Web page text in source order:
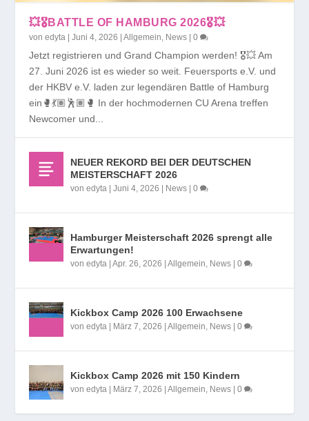
💥🎖️BATTLE OF HAMBURG 2026🎖️💥
vonedyta |Juni 4, 2026 |Allgemein News |0
Jetzt registrieren und Grand Champion werden! 🎖️💥 Am
27. Juni 2026 ist es wieder so weit. Feuersports e.V. und
der HKBV e.V. laden zur legendären Battle of Hamburg
ein🥊💃🏽🕺🏽🥊 In der hochmodernen CU Arena treffen
Newcomer und...
NEUER REKORD BEI DER DEUTSCHEN
MEISTERSCHAFT 2026
vonedyta |Juni 4, 2026 | News |0
Hamburger Meisterschaft 2026 sprengt alle
Erwartungen!
vonedyta |Apr. 26, 2026 |Allgemein News |0
Kickbox Camp 2026 100 Erwachsene
vonedyta | März 7, 2026 |Allgemein News |0
Kickbox Camp 2026 mit 150 Kindern
vonedyta | März 7, 2026 |Allgemein News |0